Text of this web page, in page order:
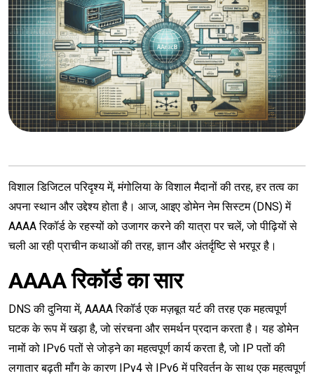
विशाल डिजिटल परिदृश्य में, मंगोलिया के विशाल मैदानों की तरह, हर तत्व का
अपना स्थान और उद्देश्य होता है। आज, आइए डोमेन नेम सिस्टम (DNS) में
AAAA रिकॉर्ड के रहस्यों को उजागर करने की यात्रा पर चलें, जो पीढ़ियों से
चली आ रही प्राचीन कथाओं की तरह, ज्ञान और अंतर्दृष्टि से भरपूर है।
AAAA रिकॉर्ड का सार
DNS की दुनिया में, AAAA रिकॉर्ड एक मज़बूत यर्ट की तरह एक महत्वपूर्ण
घटक के रूप में खड़ा है, जो संरचना और समर्थन प्रदान करता है। यह डोमेन
नामों को IPv6 पतों से जोड़ने का महत्वपूर्ण कार्य करता है, जो IP पतों की
लगातार बढ़ती माँग के कारण IPv4 से IPv6 में परिवर्तन के साथ एक महत्वपूर्ण